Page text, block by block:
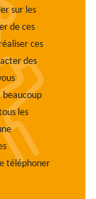
sur les
de ces
ces
des
beaucoup
les
téléphoner